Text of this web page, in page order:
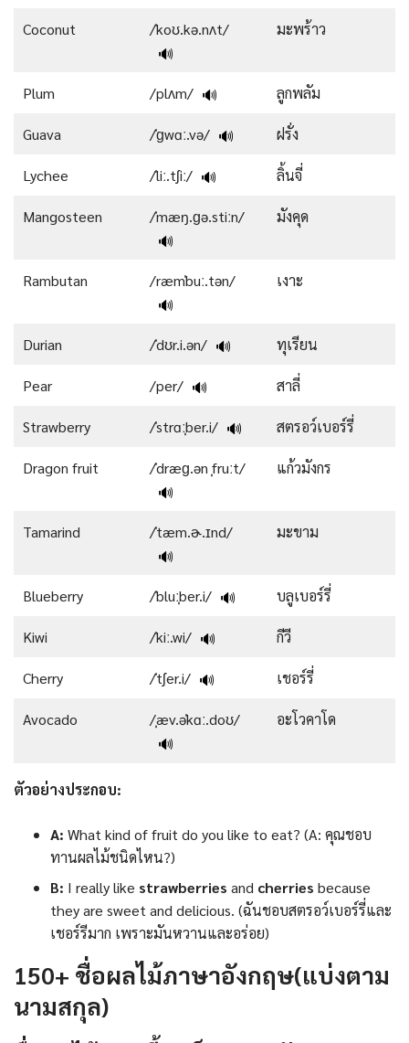
Coconut
/ˈkoʊ.kə.nʌt/
🔊
มะพร้าว
Plum /plʌm/ 🔊 ลูกพลัม
Guava /ˈɡwɑː.və/ 🔊 ฝรั่ง
Lychee /ˈliː.tʃiː/ 🔊 ลิ้นจี่
Mangosteen
/ˈmæŋ.ɡə.stiːn/
🔊
มังคุด
Rambutan
/ræmˈbuː.tən/
🔊
เงาะ
Durian /ˈdʊr.i.ən/ 🔊 ทุเรียน
Pear /per/ 🔊 สาลี่
Strawberry /ˈstrɑːˌber.i/ 🔊 สตรอว์เบอร์รี่
Dragon fruit
/ˈdræɡ.ən ˌfruːt/
🔊
แก้วมังกร
Tamarind
/ˈtæm.ɚ.ɪnd/
🔊
มะขาม
Blueberry /ˈbluːˌber.i/ 🔊 บลูเบอร์รี่
Kiwi /ˈkiː.wi/ 🔊 กีวี
Cherry /ˈtʃer.i/ 🔊 เชอร์รี่
Avocado
/ˌæv.əˈkɑː.doʊ/
🔊
อะโวคาโด
ตัวอย่างประกอบ:
A: What kind of fruit do you like to eat? (A: คุณชอบ
ทานผลไม้ชนิดไหน?)
B: I really like strawberries and cherries because
they are sweet and delicious. (ฉันชอบสตรอว์เบอร์รี่และ
เชอร์รีมาก เพราะมันหวานและอร่อย)
150+ ชื่อผลไม้ภาษาอังกฤษ(แบ่งตาม
นามสกุล)